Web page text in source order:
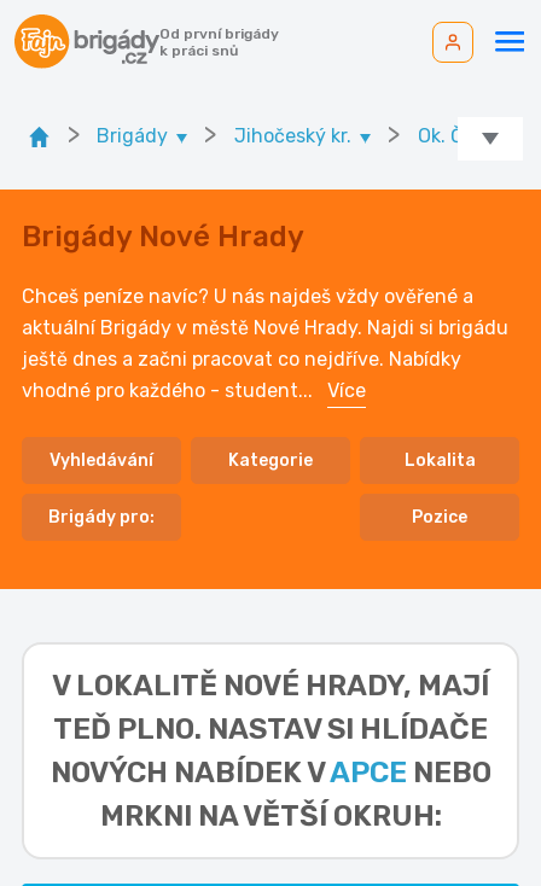
Od první brigády
k práci snů
> Brigády > Jihočeský kr. > Ok. České
Brigády Nové Hrady
Chceš peníze navíc? U nás najdeš vždy ověřené a
aktuální Brigády v městě Nové Hrady. Najdi si brigádu
ještě dnes a začni pracovat co nejdříve. Nabídky
vhodné pro každého - student... Více
Vyhledávání Kategorie Lokalita
Brigády pro: Pozice
V LOKALITĚ NOVÉ HRADY, MAJÍ
TEĎ PLNO. NASTAV SI HLÍDAČE
NOVÝCH NABÍDEK VAPCE NEBO
MRKNI NA VĚTŠÍ OKRUH: